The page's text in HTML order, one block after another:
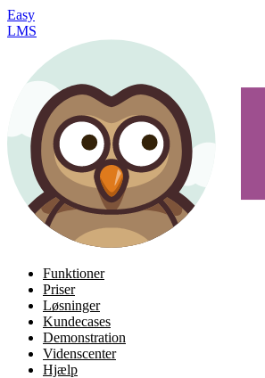
Easy
LMS
Funktioner
Priser
Løsninger
Kundecases
Demonstration
Videnscenter
Hjælp